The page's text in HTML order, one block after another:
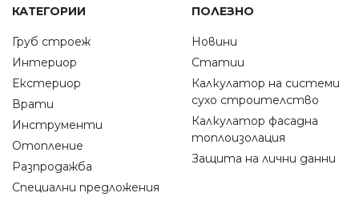
КАТЕГОРИИ
Груб строеж
Интериор
Екстериор
Врати
Инструменти
Отопление
Разпродажба
Специални предложения
ПОЛЕЗНО
Новини
Статии
Калкулатор на системи
сухо строителство
Калкулатор фасадна
топлоизолация
Защита на лични данни